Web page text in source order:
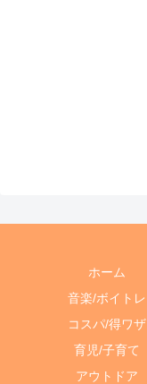
ホーム
音楽/ボイトレ
コスパ/得ワザ
育児/子育て
アウトドア